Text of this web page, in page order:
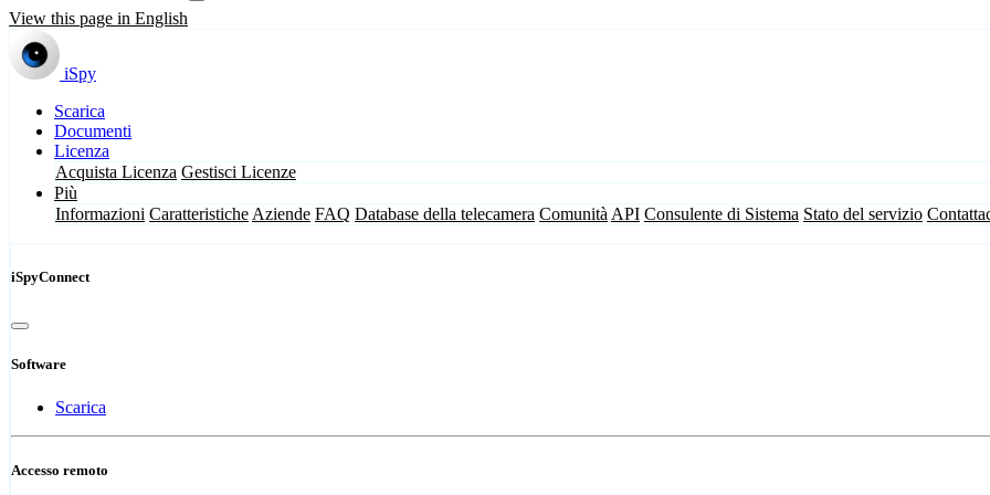
View this page in English
iSpy
Scarica
Documenti
Licenza
Acquista Licenza Gestisci Licenze
Più
Informazioni Caratteristiche Aziende FAQ Database della telecamera Comunità API Consulente di Sistema Stato del servizio
iSpyConnect
Software
Scarica
Accesso remoto